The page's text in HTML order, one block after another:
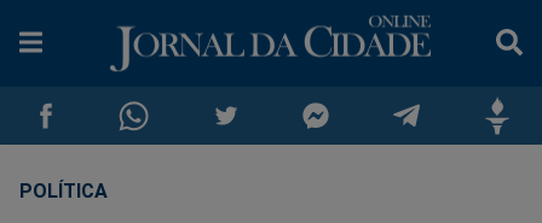
CompartilharCompartilhar
POLÍTICA